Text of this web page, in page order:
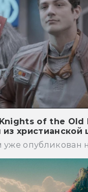
of the Old
опубликован